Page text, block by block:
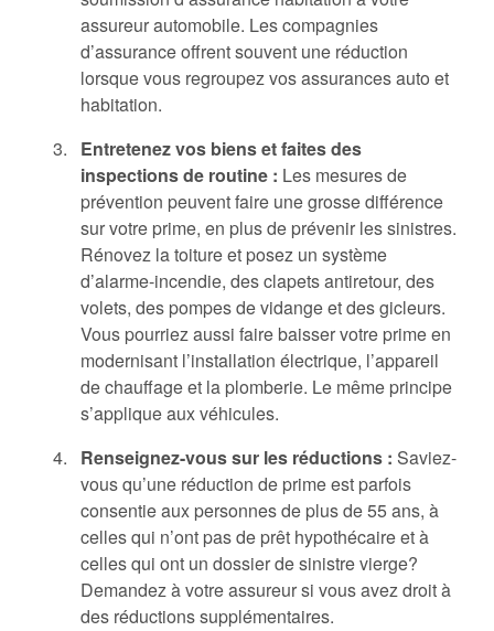
assureur automobile. Les compagnies
d’assurance offrent souvent une réduction
lorsque vous regroupez vos assurances auto et
habitation.
Entretenez vos biens et faites des
inspections de routine : Les mesures de
prévention peuvent faire une grosse différence
sur votre prime, en plus de prévenir les sinistres.
Rénovez la toiture et posez un système
d’alarme-incendie, des clapets antiretour, des
volets, des pompes de vidange et des gicleurs.
Vous pourriez aussi faire baisser votre prime en
modernisant l’installation électrique, l’appareil
de chauffage et la plomberie. Le même principe
s’applique aux véhicules.
Renseignez-vous sur les réductions : Saviez-
vous qu’une réduction de prime est parfois
consentie aux personnes de plus de 55 ans, à
celles qui n’ont pas de prêt hypothécaire et à
celles qui ont un dossier de sinistre vierge?
Demandez à votre assureur si vous avez droit à
des réductions supplémentaires.